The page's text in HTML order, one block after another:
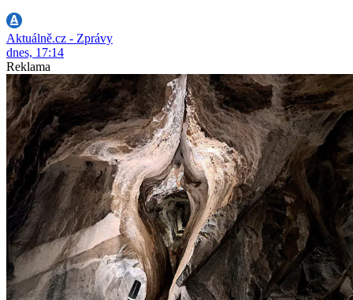
Aktuálně.cz - Zprávy
dnes, 17:14
Reklama